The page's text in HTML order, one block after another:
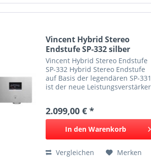
Vincent Hybrid Stereo
Endstufe SP-332 silber
Vincent Hybrid Stereo Endstufe
SP-332 Hybrid Stereo Endstufe
auf Basis der legendären SP-331
ist der neue Leistungsverstärker
Einzug in die Eingangsstufe und
verleihen dem Tonsignal...
2.099,00 € *
In den Warenkorb
Vergleichen Merken